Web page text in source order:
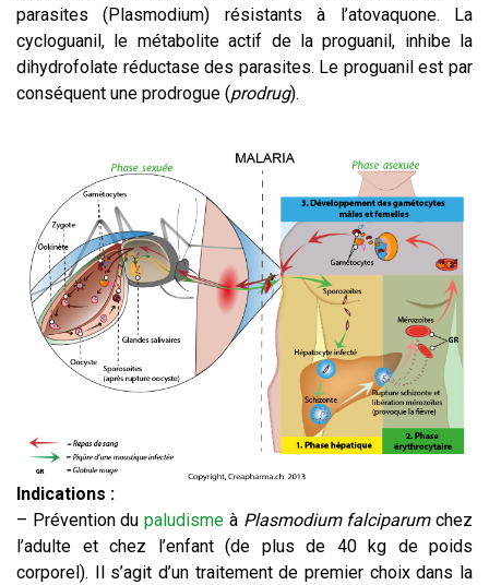
parasites (Plasmodium) résistants à l’atovaquone. La
cycloguanil, le métabolite actif de la proguanil, inhibe la
dihydrofolate réductase des parasites. Le proguanil est par
conséquent une prodrogue (prodrug).
Indications :
– Prévention dupaludisme à Plasmodium falciparumchez
l’adulte et chez l’enfant (de plus de 40 kg de poids
corporel). Il s’agit d’un traitement de premier choix dans la